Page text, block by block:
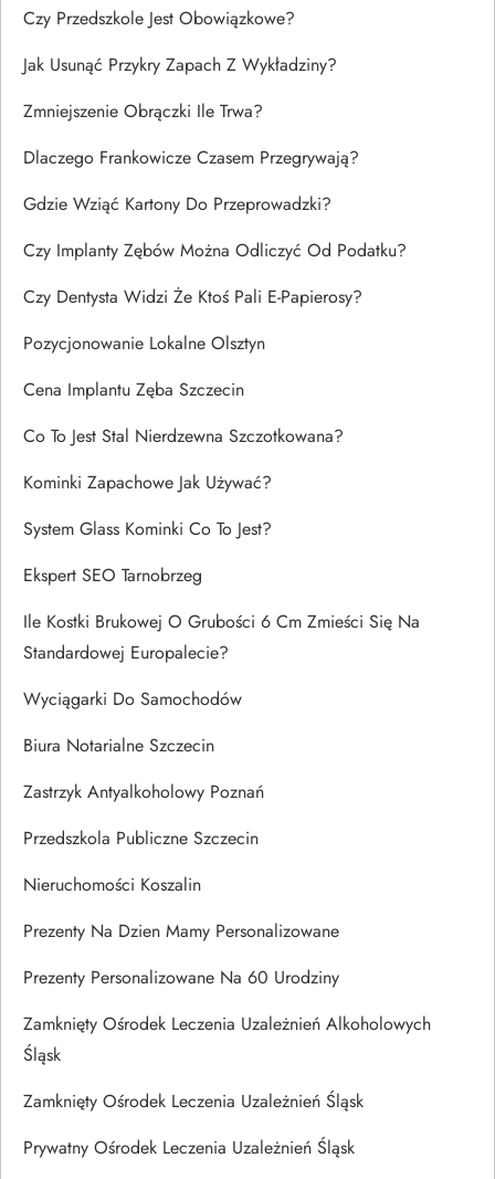
Czy Przedszkole Jest Obowiązkowe?
Jak Usunąć Przykry Zapach Z Wykładziny?
Zmniejszenie Obrączki Ile Trwa?
Dlaczego Frankowicze Czasem Przegrywają?
Gdzie Wziąć Kartony Do Przeprowadzki?
Czy Implanty Zębów Można Odliczyć Od Podatku?
Czy Dentysta Widzi Że Ktoś Pali E-Papierosy?
Pozycjonowanie Lokalne Olsztyn
Cena Implantu Zęba Szczecin
Co To Jest Stal Nierdzewna Szczotkowana?
Kominki Zapachowe Jak Używać?
System Glass Kominki Co To Jest?
Ekspert SEO Tarnobrzeg
Ile Kostki Brukowej O Grubości 6 Cm Zmieści Się Na
Standardowej Europalecie?
Wyciągarki Do Samochodów
Biura Notarialne Szczecin
Zastrzyk Antyalkoholowy Poznań
Przedszkola Publiczne Szczecin
Nieruchomości Koszalin
Prezenty Na Dzien Mamy Personalizowane
Prezenty Personalizowane Na 60 Urodziny
Zamknięty Ośrodek Leczenia Uzależnień Alkoholowych
Śląsk
Zamknięty Ośrodek Leczenia Uzależnień Śląsk
Prywatny Ośrodek Leczenia Uzależnień Śląsk